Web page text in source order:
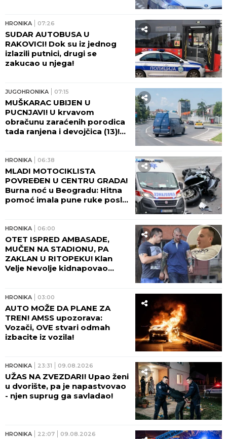
HRONIKA 07:26
SUDAR AUTOBUSA U
RAKOVICI! Dok su iz jednog
izlazili putnici, drugi se
zakucao u njega!
JUGOHRONIKA 07:15
MUŠKARAC UBIJEN U
PUCNJAVI! U krvavom
obračunu zaraćenih porodica
tada ranjena i devojčica (13)!
HRONIKA 06:38
MLADI MOTOCIKLISTA
POVREĐEN U CENTRU GRADA!
Burna noć u Beogradu: Hitna
pomoć imala pune ruke posla
HRONIKA 06:00
OTET ISPRED AMBASADE,
MUČEN NA STADIONU, PA
ZAKLAN U RITOPEKU! Klan
Velje Nevolje kidnapovao
"ZEMUNCI" NISU RADILI!
HRONIKA 03:00
AUTO MOŽE DA PLANE ZA
TREN! AMSS upozorava:
Vozači, OVE stvari odmah
izbacite iz vozila!
HRONIKA 23:31 09.08.2026
UŽAS NA ZVEZDARI! Upao ženi
u dvorište, pa je napastvovao
- njen suprug ga savladao!
HRONIKA 22:07 09.08.2026